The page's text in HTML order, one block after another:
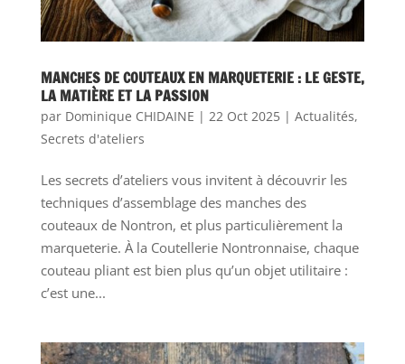
MANCHES DE COUTEAUX EN MARQUETERIE : LE GESTE,
LA MATIÈRE ET LA PASSION
par Dominique CHIDAINE | 22 Oct 2025| Actualités,
Secrets d'ateliers
Les secrets d’ateliers vous invitent à découvrir les
techniques d’assemblage des manches des
couteaux de Nontron, et plus particulièrement la
marqueterie. À la Coutellerie Nontronnaise, chaque
couteau pliant est bien plus qu’un objet utilitaire :
c’est une...